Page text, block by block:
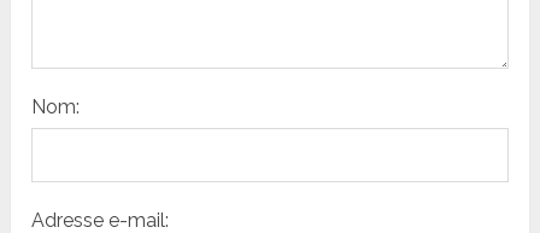
Nom:
Adresse e-mail: